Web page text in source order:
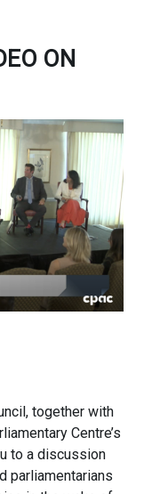
ON
together with
Centre’s
to a discussion
parliamentarians